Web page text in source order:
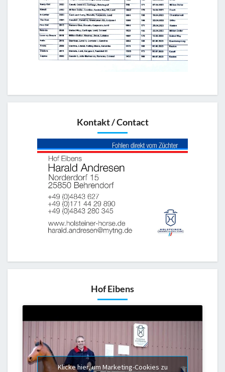
Kontakt / Contact
Hof Eibens
Klicke hier, um Marketing-Cookies zu